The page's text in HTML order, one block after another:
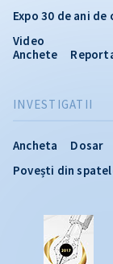
INVESTIGATII
Ancheta Dosar
Povești din
Expo 30 de ani de
Video
Anchete